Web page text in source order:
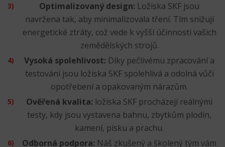
Optimalizovaný design: Ložiska SKF jsou
navržena tak, aby minimalizovala tření. Tím snižují
energetické ztráty, což vede k vyšší účinnosti vašich
zemědělských strojů.
Vysoká spolehlivost: Díky pečlivému zpracování a
testování jsou ložiska SKF spolehlivá a odolná vůči
opotřebení a opakovaným nárazům.
Ověřená kvalita: ložiska SKF procházejí reálnými
testy, kdy jsou vystavena bahnu, zbytkům plodin,
kamení, písku a prachu.
Odborná podpora: Náš zkušený a školený tým vám